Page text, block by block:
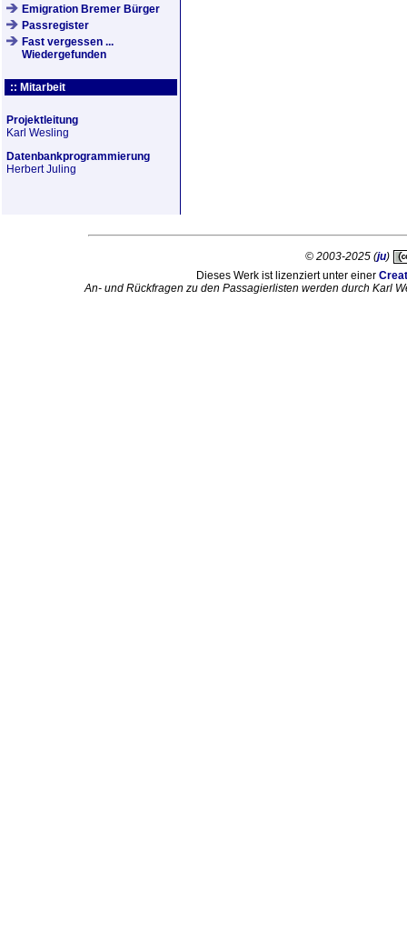
Emigration Bremer Bürger
Passregister
Fast vergessen ...
Wiedergefunden
:: Mitarbeit
Projektleitung
Karl Wesling
Datenbankprogrammierung
Herbert Juling
© 2003-2025 (ju)
Dieses Werk ist lizenziert unter einer
An- und Rückfragen zu den Passagierlisten werden durch Karl